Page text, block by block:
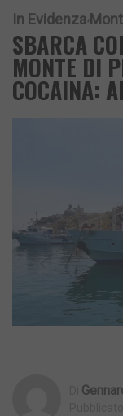
In Evidenza
SBARCA
MONTE DI
COCAINA: